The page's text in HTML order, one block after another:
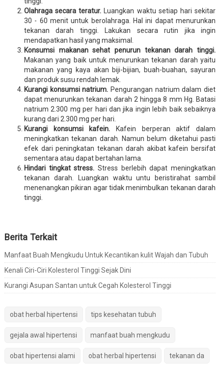
Olahraga secara teratur. Luangkan waktu setiap hari sekitar
30 - 60 menit untuk berolahraga. Hal ini dapat menurunkan
tekanan darah tinggi. Lakukan secara rutin jika ingin
mendapatkan hasil yang maksimal.
Konsumsi makanan sehat penurun tekanan darah tinggi.
Makanan yang baik untuk menurunkan tekanan darah yaitu
makanan yang kaya akan biji-bijian, buah-buahan, sayuran
dan produk susu rendah lemak.
Kurangi konsumsi natrium. Pengurangan natrium dalam diet
dapat menurunkan tekanan darah 2 hingga 8 mm Hg. Batasi
natrium 2.300 mg per hari dan jika ingin lebih baik sebaiknya
kurang dari 2.300 mg per hari.
Kurangi konsumsi kafein.
Kafein berperan aktif dalam
meningkatkan tekanan darah. Namun belum diketahui pasti
efek dari peningkatan tekanan darah akibat kafein bersifat
sementara atau dapat bertahan lama.
Hindari tingkat stress. Stress berlebih dapat meningkatkan
tekanan darah. Luangkan waktu untu beristirahat sambil
menenangkan pikiran agar tidak menimbulkan tekanan darah
tinggi.
Berita Terkait
Manfaat Buah Mengkudu Untuk Kecantikan kulit Wajah dan Tubuh
Kenali Ciri-Ciri Kolesterol Tinggi Sejak Dini
Kurangi Asupan Santan untuk Cegah Kolesterol Tinggi
obat herbal hipertensi tips kesehatan tubuh
gejala awal hipertensi manfaat buah mengkudu
obat hipertensi alami obat herbal hipertensi tekanan da